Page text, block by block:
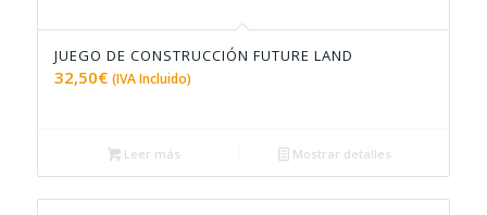
4.76
JUEGO DE CONSTRUCCIÓN FUTURE LAND
32,50€ (IVA Incluido)
Leer más Mostrar detalles